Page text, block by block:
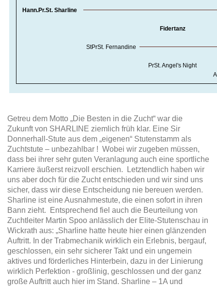
Hann.Pr.St. Sharline
StPrSt. Fernandine
Fidertanz
PrSt. Angel's Night
Getreu dem Motto „Die Besten in die Zucht“ war die
Zukunft von SHARLINE ziemlich früh klar. Eine Sir
Donnerhall-Stute aus dem „eigenen“ Stutenstamm als
Zuchtstute – unbezahlbar ! Wobei wir zugeben müssen,
dass bei ihrer sehr guten Veranlagung auch eine sportliche
Karriere äußerst reizvoll erschien. Letztendlich haben wir
uns aber doch für die Zucht entschieden und wir sind uns
sicher, dass wir diese Entscheidung nie bereuen werden.
Sharline ist eine Ausnahmestute, die einen sofort in ihren
Bann zieht. Entsprechend fiel auch die Beurteilung von
Zuchtleiter Martin Spoo anlässlich der Elite-Stutenschau in
Wickrath aus: „Sharline hatte heute hier einen glänzenden
Auftritt. In der Trabmechanik wirklich ein Erlebnis, bergauf,
geschlossen, ein sehr sicherer Takt und ein ungemein
aktives und förderliches Hinterbein, dazu in der Linierung
wirklich Perfektion - großlinig, geschlossen und der ganz
große Auftritt auch hier im Stand. Sharline – 1A und